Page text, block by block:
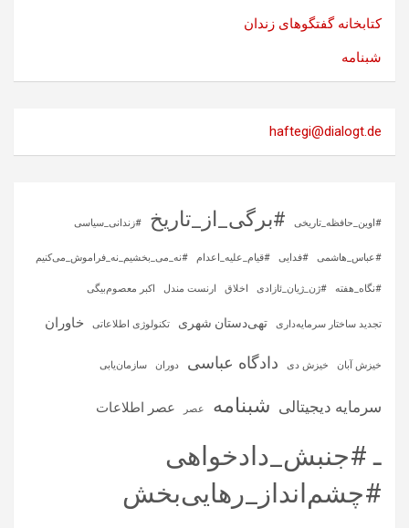
کتابخانه گفتگوهای زندان
شبنامه
haftegi@dialogt.de
#اوین_حافظه_تاریخی #برگی_از_تاریخ #زندانی_سیاسی
#عباس_هاشمی #فدایی #قیام_علیه_اعدام #نه_می_بخشیم_نه_فراموش_می‌کنیم
#نگاه_هفته #ژن_ژیان_ئازادی اخلاق ارنست مندل اکبر معصوم‌بیگی
تجدید ساختار سرمایه‌داری تهی‌دستان شهری تکنولوژی اطلاعاتی خاوران
خیزش آبان خیزش دی دادگاه عباسی دوران سازمان‌یابی
سرمایه‌ دیجیتالی شبنامه عصر عصر اطلاعات
ـ #جنبش_دادخواهی
#چشم‌انداز_رهایی‌بخش